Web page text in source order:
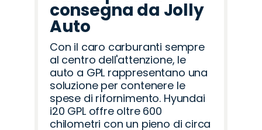
consegna da Jolly
Auto
Con il caro carburanti sempre
al centro dell'attenzione, le
auto a GPL rappresentano una
soluzione per contenere le
spese di rifornimento. Hyundai
i20 GPL offre oltre 600
chilometri con un pieno di circa